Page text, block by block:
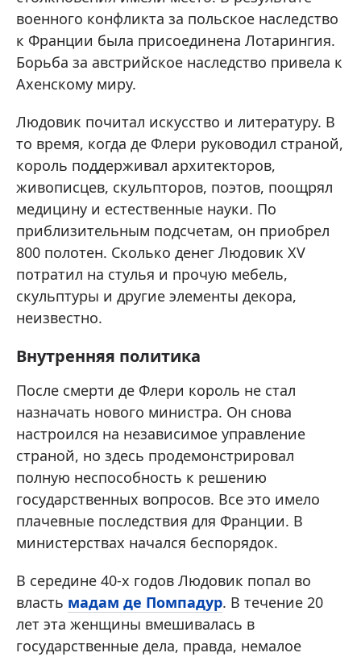
военного конфликта за польское наследство
к Франции была присоединена Лотарингия.
Борьба за австрийское наследство привела к
Ахенскому миру.
Людовик почитал искусство и литературу. В
то время, когда де Флери руководил страной,
король поддерживал архитекторов,
живописцев, скульпторов, поэтов, поощрял
медицину и естественные науки. По
приблизительным подсчетам, он приобрел
800 полотен. Сколько денег Людовик XV
потратил на стулья и прочую мебель,
скульптуры и другие элементы декора,
неизвестно.
Внутренняя политика
После смерти де Флери король не стал
назначать нового министра. Он снова
настроился на независимое управление
страной, но здесь продемонстрировал
полную неспособность к решению
государственных вопросов. Все это имело
плачевные последствия для Франции. В
министерствах начался беспорядок.
В середине 40-х годов Людовик попал во
власть мадам де Помпадур. В течение 20
лет эта женщины вмешивалась в
государственные дела, правда, немалое